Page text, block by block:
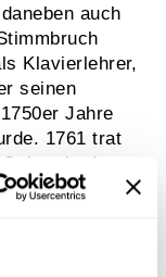
auch
Klavierlehrer,
seinen
Jahre
1761 trat
in den
In